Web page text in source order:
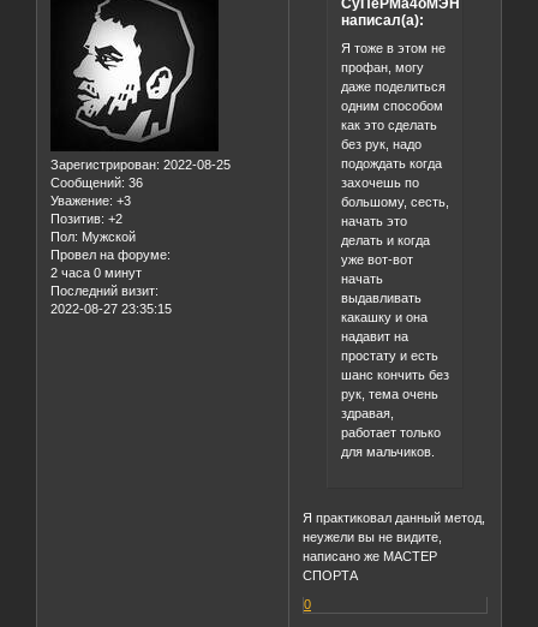
Зарегистрирован: 2022-08-25
Сообщений: 36
Уважение: +3
Позитив: +2
Пол: Мужской
Провел на форуме:
2 часа 0 минут
Последний визит:
2022-08-27 23:35:15
СуПеРМа4оМЭН
написал(а):
Я тоже в этом не
профан, могу
даже поделиться
одним способом
как это сделать
без рук, надо
подождать когда
захочешь по
большому, сесть,
начать это
делать и когда
уже вот-вот
начать
выдавливать
какашку и она
надавит на
простату и есть
шанс кончить без
рук, тема очень
здравая,
работает только
для мальчиков.
Я практиковал данный метод,
неужели вы не видите,
написано же МАСТЕР
СПОРТА
0